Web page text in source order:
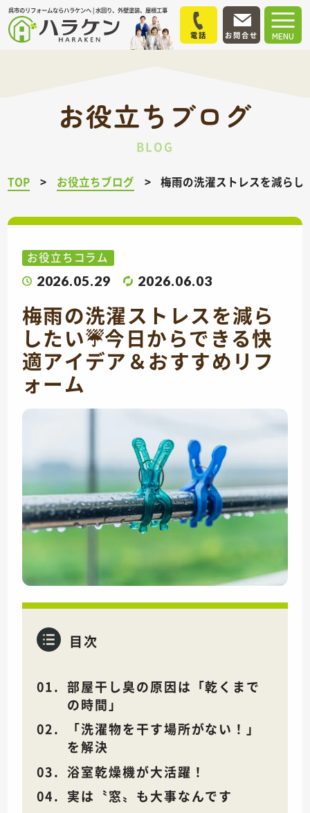
呉市のリフォームならハラケンへ | 水回り、外壁塗装、屋根工事
MENU
電話 お問合せ
お役立ちブログ
BLOG
TOP お役立ちブログ 梅雨の洗濯ストレスを減ら
お役立ちコラム
2026.05.29 2026.06.03
梅雨の洗濯ストレスを減ら
したい☔今日からできる快
適アイデア＆おすすめリフ
ォーム
目次
部屋干し臭の原因は「乾くまで
の時間」
「洗濯物を干す場所がない！」
を解決
浴室乾燥機が大活躍！
実は〝窓〟も大事なんです